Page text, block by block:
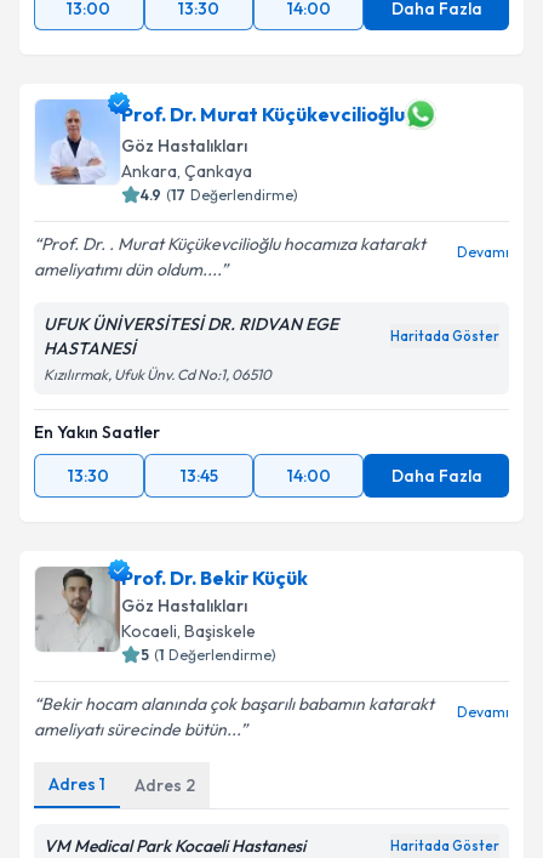
13:00 13:30 14:00 Daha Fazla
Prof. Dr. Murat Küçükevcilioğlu
Göz Hastalıkları
Ankara, Çankaya
4.9 (17 Değerlendirme)
Prof. Dr. . Murat Küçükevcilioğlu hocamıza katarakt
ameliyatımı dün oldum....
Devamı
UFUK ÜNİVERSİTESİ DR. RIDVAN EGE
HASTANESİ
Haritada Göster
Kızılırmak, Ufuk Ünv. Cd No:1, 06510
En Yakın Saatler
13:30
13:45 14:00 Daha Fazla
Prof. Dr. Bekir Küçük
Göz Hastalıkları
Kocaeli, Başiskele
5 (1 Değerlendirme)
Bekir hocam alanında çok başarılı babamın katarakt
ameliyatı sürecinde bütün...
Devamı
Adres 1 Adres 2
VM Medical Park Kocaeli Hastanesi Haritada Göster